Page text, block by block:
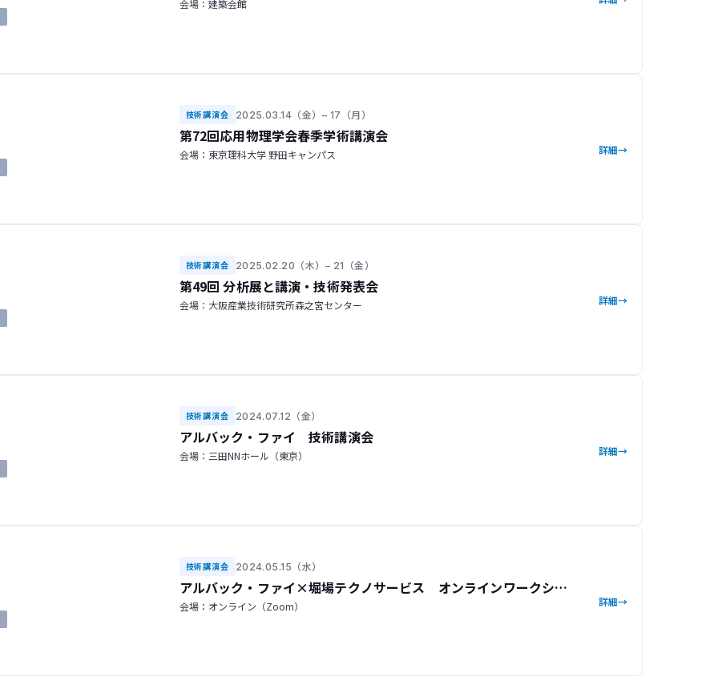
会場：建築会館
技術講演会 2025.03.14（金）– 17（月）
第72回応用物理学会春季学術講演会
会場：東京理科大学 野田キャンパス 詳細
技術講演会 2025.02.20（木）– 21（金）
第49回 分析展と講演・技術発表会
会場：大阪産業技術研究所森之宮センター 詳細
技術講演会 2024.07.12（金）
アルバック・ファイ 技術講演会
会場：三田NNホール（東京） 詳細
技術講演会 2024.05.15（水）
アルバック・ファイ×堀場テクノサービス オンラインワークショ
ップ
会場：オンライン（Zoom） 詳細